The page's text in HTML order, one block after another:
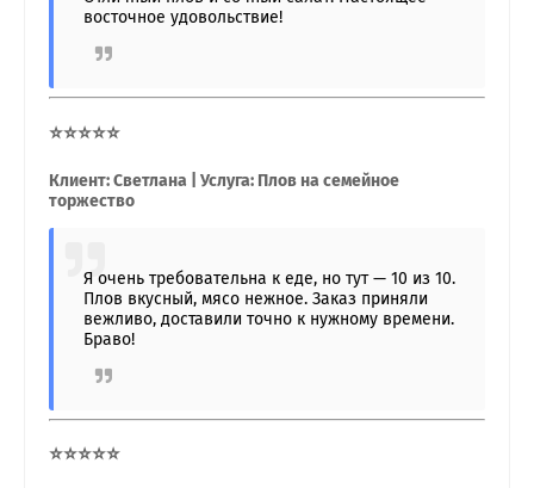
восточное удовольствие!
⭐⭐⭐⭐⭐
Клиент: Светлана | Услуга: Плов на семейное
торжество
Я очень требовательна к еде, но тут — 10 из 10.
Плов вкусный, мясо нежное. Заказ приняли
вежливо, доставили точно к нужному времени.
Браво!
⭐⭐⭐⭐⭐